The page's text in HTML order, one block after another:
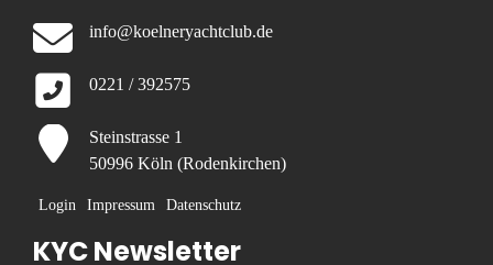
info@koelneryachtclub.de
0221 / 392575
Steinstrasse 1
50996 Köln (Rodenkirchen)
Login Impressum Datenschutz
KYC Newsletter